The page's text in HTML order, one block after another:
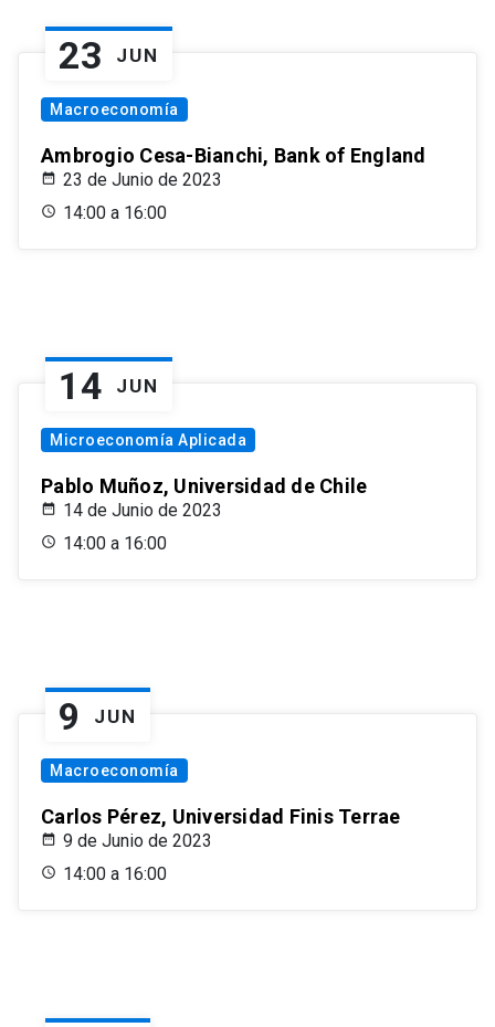
23 JUN
Macroeconomía
Ambrogio Cesa-Bianchi, Bank of England
23 de Junio de 2023
14:00 a 16:00
14 JUN
Microeconomía Aplicada
Pablo Muñoz, Universidad de Chile
14 de Junio de 2023
14:00 a 16:00
9 JUN
Macroeconomía
Carlos Pérez, Universidad Finis Terrae
9 de Junio de 2023
14:00 a 16:00